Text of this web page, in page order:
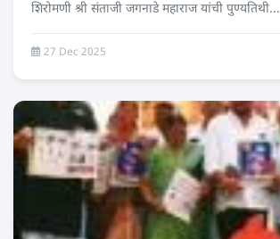
शिरोमणी श्री संताजी जगनाडे महाराज यांची पुण्यतिथी...
27 Dec 2025